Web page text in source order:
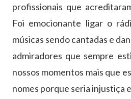
profissionais que
Foi emocionante ligar o
músicas sendo cantadas e
admiradores que sempre
nossos momentos mais que
nomes porque seria injustiça